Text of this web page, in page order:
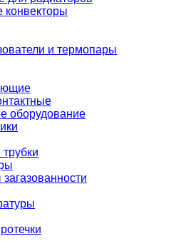
конвекторы
и термопары
оборудование